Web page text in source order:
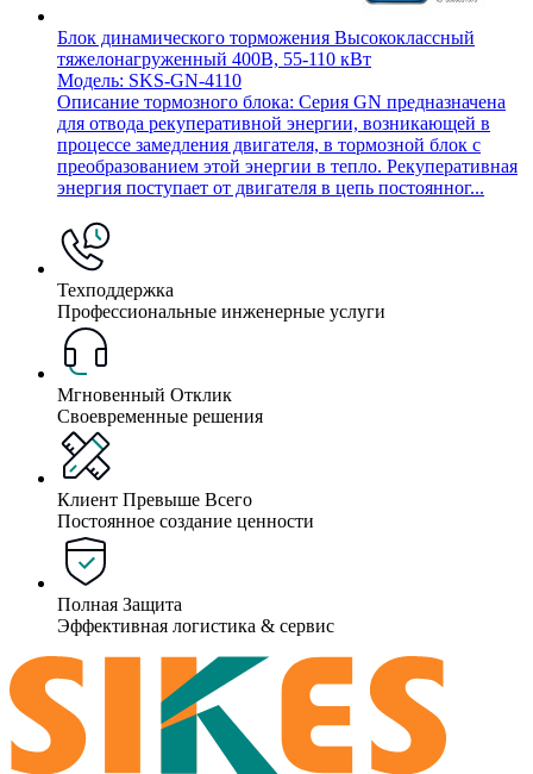
Блок динамического торможения Высококлассный
тяжелонагруженный 400В, 55-110 кВт
Модель: SKS-GN-4110
Описание тормозного блока: Серия GN предназначена
для отвода рекуперативной энергии, возникающей в
процессе замедления двигателя, в тормозной блок с
преобразованием этой энергии в тепло. Рекуперативная
энергия поступает от двигателя в цепь постоянног...
Техподдержка
Профессиональные инженерные услуги
Мгновенный Отклик
Своевременные решения
Клиент Превыше Всего
Постоянное создание ценности
Полная Защита
Эффективная логистика & сервис